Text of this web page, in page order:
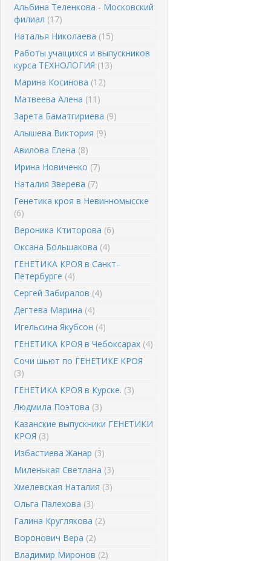
Альбина Теленкова - Московский
филиал (17)
Наталья Николаева (15)
Работы учащихся и выпускников
курса ТЕХНОЛОГИЯ (13)
Марина Косинова (12)
Матвеева Алена (11)
Зарета Баматгириева (9)
Алышева Виктория (9)
Авилова Елена (8)
Ирина Новиченко (7)
Наталия Зверева (7)
Генетика кроя в Невинномысске
(6)
Вероника Ктиторова (6)
Оксана Большакова (4)
ГЕНЕТИКА КРОЯ в Санкт-
Петербурге (4)
Сергей Забиралов (4)
Дегтева Марина (4)
Игельсина Якубсон (4)
ГЕНЕТИКА КРОЯ в Чебоксарах (4)
Сочи шьют по ГЕНЕТИКЕ КРОЯ
(3)
ГЕНЕТИКА КРОЯ в Курске. (3)
Людмила Поэтова (3)
Казанские выпускники ГЕНЕТИКИ
КРОЯ (3)
Избастиева Жанар (3)
Миленькая Светлана (3)
Хмелевская Наталия (3)
Ольга Палехова (3)
Галина Круглякова (2)
Воронович Вера (2)
Владимир Миронов (2)